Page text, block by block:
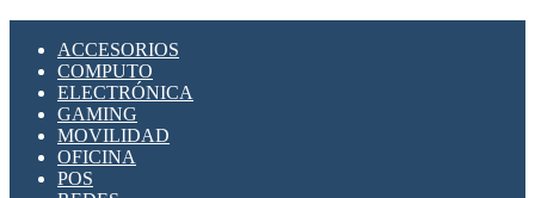
SUPRESOR DE TRANSIENTES SPDS PARA
APLICACIONES FOTOVOLTAICAS
ACCESORIOS
COMPUTO
ELECTRÓNICA
GAMING
MOVILIDAD
OFICINA
POS